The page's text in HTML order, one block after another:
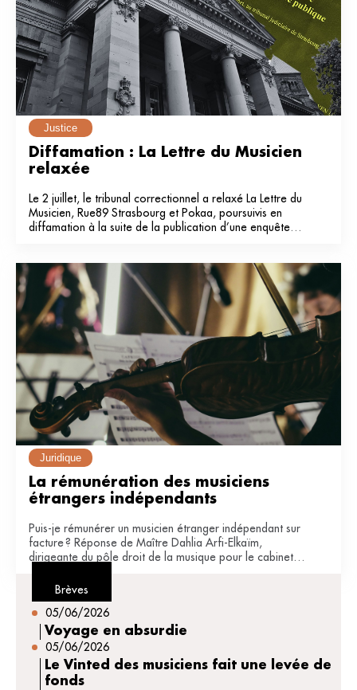
Justice
Diffamation : La Lettre du Musicien
relaxée
Le 2 juillet, le tribunal correctionnel a relaxé La Lettre du
Musicien, Rue89 Strasbourg et Pokaa, poursuivis en
diffamation à la suite de la publication d’une enquête
Juridique
La rémunération des musiciens
étrangers indépendants
Puis-je rémunérer un musicien étranger indépendant sur
facture ? Réponse de Maître Dahlia Arfi-Elkaïm,
dirigeante du pôle droit de la musique pour le cabinet
Brèves
05/06/2026
Voyage en absurdie
05/06/2026
Le Vinted des musiciens fait une levée de
fonds